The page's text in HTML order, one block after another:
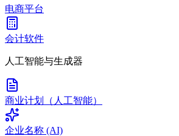
电商平台
会计软件
人工智能与生成器
商业计划（人工智能）
企业名称 (AI)